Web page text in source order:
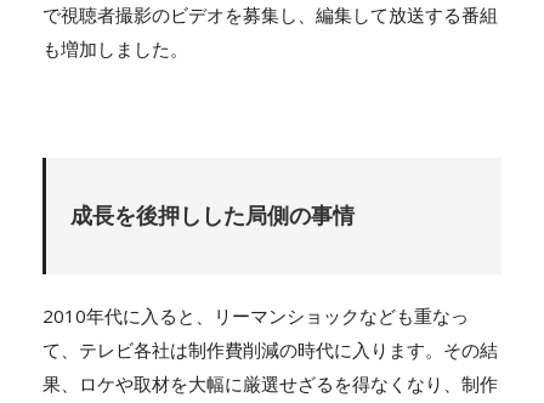
で視聴者撮影のビデオを募集し、編集して放送する番組
も増加しました。
成長を後押しした局側の事情
2010年代に入ると、リーマンショックなども重なっ
て、テレビ各社は制作費削減の時代に入ります。その結
果、ロケや取材を大幅に厳選せざるを得なくなり、制作